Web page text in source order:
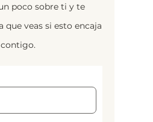
poco sobre ti y te
que veas si esto encaja
contigo.